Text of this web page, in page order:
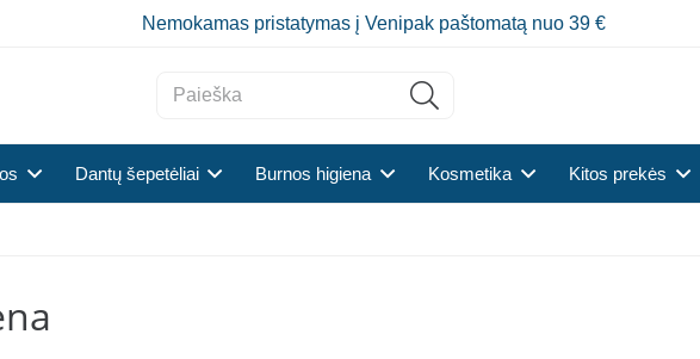
Nemokamas pristatymas į Venipak paštomatą nuo 39 €
Dantų šepetėliai Burnos higiena Kosmetika Kitos prekės